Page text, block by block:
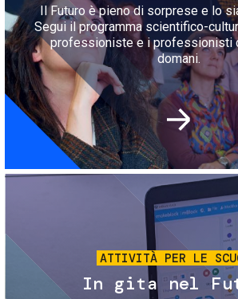
Il Futuro è pieno di sorprese e lo
Segui il programma scientifico-
professioniste e i professionisti
domani.
Immagine
ATTIVITÀ PER LE
In gita nel